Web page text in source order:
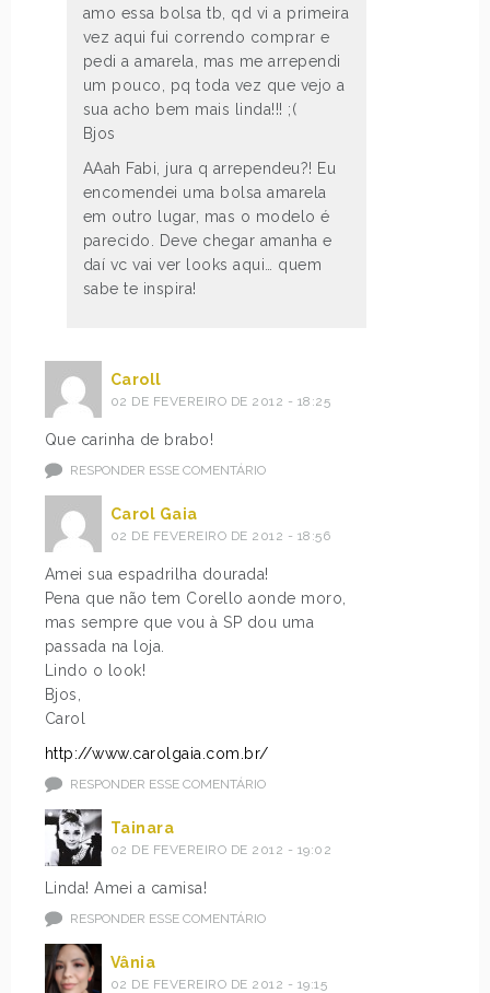
amo essa bolsa tb, qd vi a primeira
vez aqui fui correndo comprar e
pedi a amarela, mas me arrependi
um pouco, pq toda vez que vejo a
sua acho bem mais linda!!! ;(
Bjos
AAah Fabi, jura q arrependeu?! Eu
encomendei uma bolsa amarela
em outro lugar, mas o modelo é
parecido. Deve chegar amanha e
daí vc vai ver looks aqui… quem
sabe te inspira!
Caroll
02 DE FEVEREIRO DE 2012 - 18:25
Que carinha de brabo!
RESPONDER ESSE COMENTÁRIO
Carol Gaia
02 DE FEVEREIRO DE 2012 - 18:56
Amei sua espadrilha dourada!
Pena que não tem Corello aonde moro,
mas sempre que vou à SP dou uma
passada na loja.
Lindo o look!
Bjos,
Carol
http://www.carolgaia.com.br/
RESPONDER ESSE COMENTÁRIO
Tainara
02 DE FEVEREIRO DE 2012 - 19:02
Linda! Amei a camisa!
RESPONDER ESSE COMENTÁRIO
Vânia
02 DE FEVEREIRO DE 2012 - 19:15